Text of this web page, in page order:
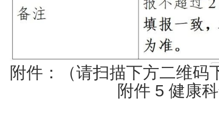
附件：（请扫描下方二维码
附件 5 健康